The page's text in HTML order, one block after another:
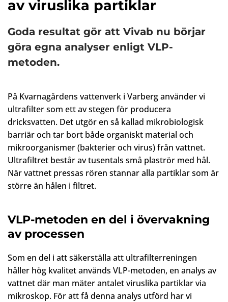
av viruslika partiklar
Goda resultat gör att Vivab nu börjar
göra egna analyser enligt VLP-
metoden.
På Kvarnagårdens vattenverk i Varberg använder vi
ultrafilter som ett av stegen för producera
dricksvatten. Det utgör en så kallad mikrobiologisk
barriär och tar bort både organiskt material och
mikroorganismer (bakterier och virus) från vattnet.
Ultrafiltret består av tusentals små plaströr med hål.
När vattnet pressas rören stannar alla partiklar som är
större än hålen i filtret.
VLP-metoden en del i övervakning
av processen
Som en del i att säkerställa att ultrafilterreningen
håller hög kvalitet används VLP-metoden, en analys av
vattnet där man mäter antalet viruslika partiklar via
mikroskop. För att få denna analys utförd har vi